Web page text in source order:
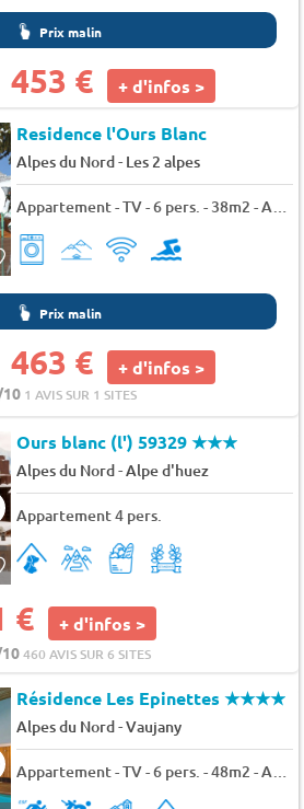
Prix malin
453 € + d'infos >
Residence l'Ours Blanc
Alpes du Nord- Les 2 alpes
Appartement - TV - 6 pers. - 38m2 - Animaux admis
Prix malin
463 € + d'infos >
1 AVIS SUR 1 SITES
Ours blanc (l') 59329★★★
Alpes du Nord-Alpe d'huez
Appartement 4 pers.
€ + d'infos >
460 AVIS SUR 6 SITES
Résidence Les Epinettes★★★★
Alpes du Nord-Vaujany
Appartement - TV - 6 pers. - 48m2 - Animaux admis